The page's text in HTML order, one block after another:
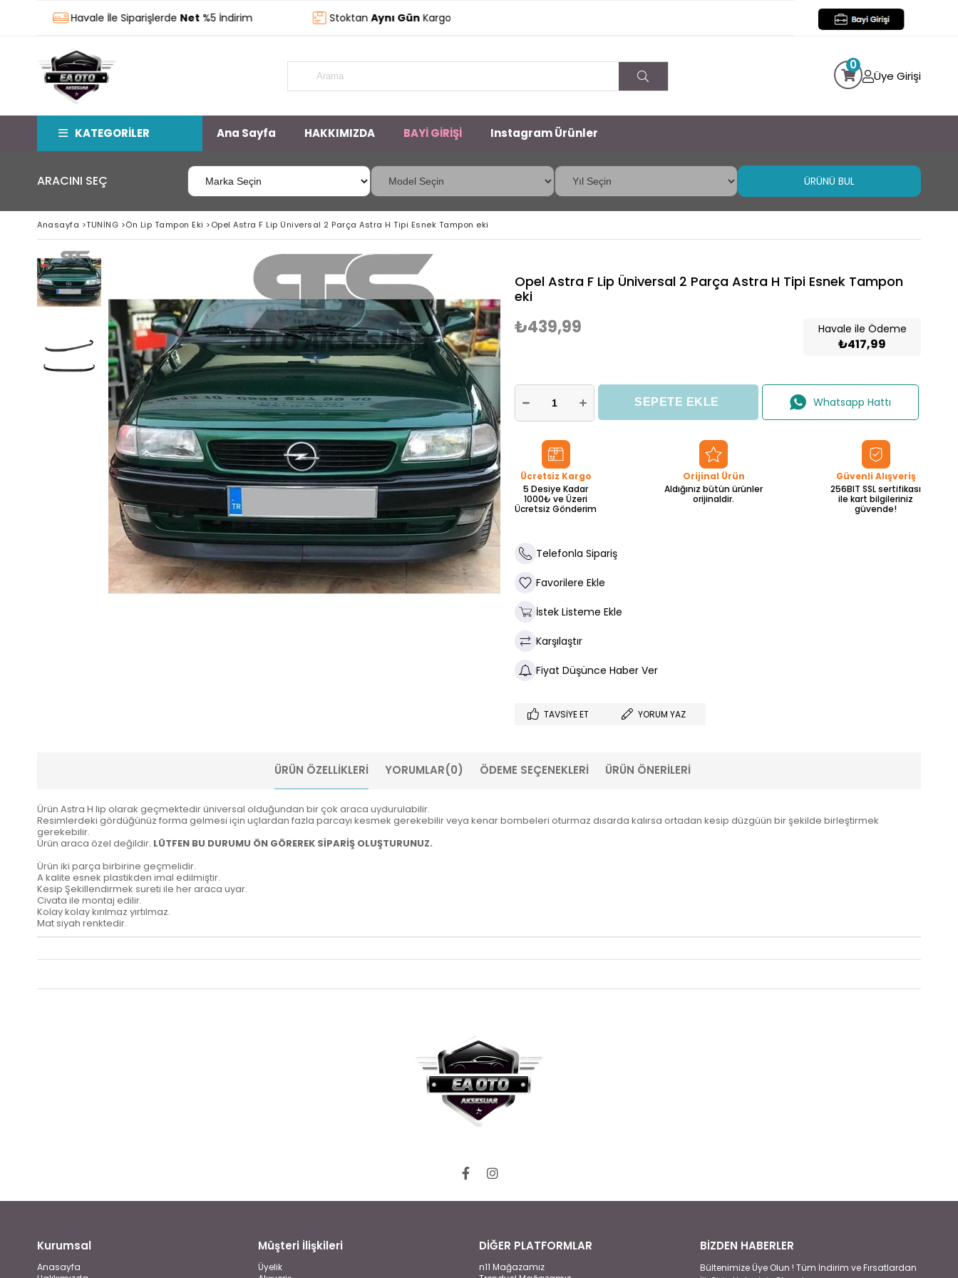
Havale İle SiparişlerdeNet%5 İndirim StoktanAynı GünKargo
0
Üye Girişi
KATEGORİLER Ana Sayfa HAKKIMIZDA BAYİ GİRİŞİ Instagram Ürünler
ARACINI SEÇ ÜRÜNÜ BUL
Anasayfa >TUNİNG >Ön Lip Tampon Eki >Opel Astra F Lip Üniversal 2 Parça Astra H Tipi Esnek Tampon eki
Opel Astra F Lip Üniversal 2 Parça Astra H Tipi Esnek Tampon
eki
Havale ile Ödeme
₺417,99
₺439,99
Whatsapp Hattı
Ücretsiz Kargo
5 Desiye Kadar
1000₺ ve Üzeri
Ücretsiz Gönderim
Orijinal Ürün
Aldığınız bütün ürünler
orijinaldir.
Güvenli Alışveriş
256BIT SSL sertifikası
ile kart bilgileriniz
güvende!
Telefonla Sipariş
Favorilere Ekle
İstek Listeme Ekle
Karşılaştır
Fiyat Düşünce Haber Ver
TAVSIYE ET YORUM YAZ
ÜRÜN ÖZELLIKLERI YORUMLAR(0) ÖDEME SEÇENEKLERI ÜRÜN ÖNERILERI
Ürün Astra H lip olarak geçmektedir üniversal olduğundan bir çok araca uydurulabilir.
Resimlerdeki gördüğünüz forma gelmesi için uçlardan fazla parcayı kesmek gerekebilir veya kenar bombeleri oturmaz dısarda kalırsa ortadan kesip düzgüün bir şekilde birleştirmek
gerekebilir.
Ürün araca özel değildir. LÜTFEN BU DURUMU ÖN GÖREREK SİPARİŞ OLUŞTURUNUZ.
Ürün iki parça birbirine geçmelidir.
A kalite esnek plastikden imal edilmiştir.
Kesip Şekillendirmek sureti ile her araca uyar.
Civata ile montaj edilir.
Kolay kolay kırılmaz yırtılmaz.
Mat siyah renktedir.
Kurumsal
Anasayfa
Müşteri İlişkileri
Üyelik
DİĞER PLATFORMLAR
n11 Mağazamız
BİZDEN HABERLER
Bültenimize Üye Olun ! Tüm İndirim ve Fırsatlardan